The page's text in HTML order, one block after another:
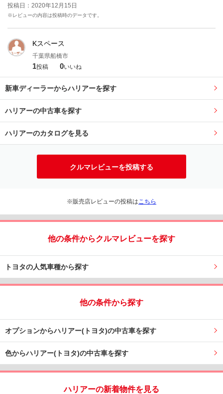
投稿日：2020年12月15日
※レビューの内容は投稿時のデータです。
Kスペース
千葉県船橋市
1投稿 0いいね
新車ディーラーからハリアーを探す
ハリアーの中古車を探す
ハリアーのカタログを見る
クルマレビューを投稿する
※販売店レビューの投稿は こちら
他の条件からクルマレビューを探す
トヨタの人気車種から探す
他の条件から探す
オプションからハリアー(トヨタ)の中古車を探す
色からハリアー(トヨタ)の中古車を探す
ハリアーの新着物件を見る